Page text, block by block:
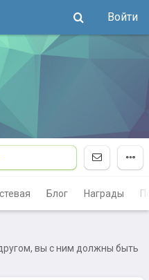
Войти
Блог Награды
вы с ним должны быть